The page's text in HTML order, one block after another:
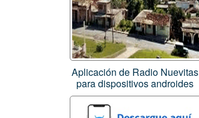
Aplicación de Radio Nuevitas
para dispositivos androides